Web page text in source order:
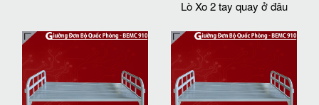
Lò Xo 2 tay quay ở đâu